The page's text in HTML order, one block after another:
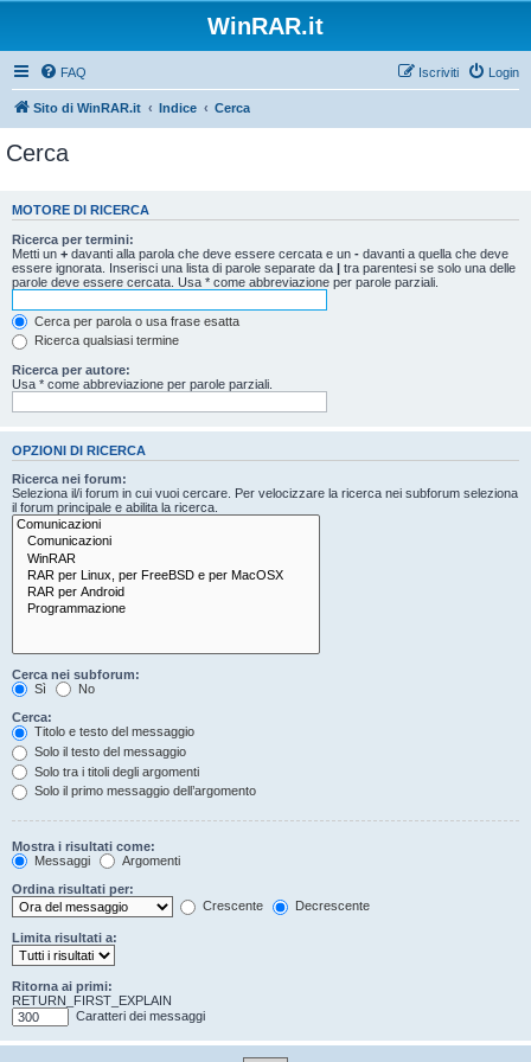
WinRAR.it
FAQ Login
Iscriviti
Sito di WinRAR.it Indice Cerca
Cerca
MOTORE DI RICERCA
Ricerca per termini:
Metti un + davanti alla parola che deve essere cercata e un - davanti a quella che deve
essere ignorata. Inserisci una lista di parole separate da | tra parentesi se solo una delle
parole deve essere cercata. Usa * come abbreviazione per parole parziali.
Cerca per parola o usa frase esatta
Ricerca qualsiasi termine
Ricerca per autore:
Usa * come abbreviazione per parole parziali.
OPZIONI DI RICERCA
Ricerca nei forum:
Seleziona il/i forum in cui vuoi cercare. Per velocizzare la ricerca nei subforum seleziona
il forum principale e abilita la ricerca.
Cerca nei subforum:
Sì
No
Cerca:
Titolo e testo del messaggio
Solo il testo del messaggio
Solo tra i titoli degli argomenti
Solo il primo messaggio dell’argomento
Mostra i risultati come:
Messaggi
Argomenti
Ordina risultati per:
Crescente
Decrescente
Limita risultati a:
Ritorna ai primi:
RETURN_FIRST_EXPLAIN
Caratteri dei messaggi